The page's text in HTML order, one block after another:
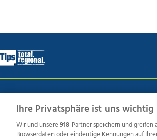
Ihre Privatsphäre ist uns wichtig
Wir und unsere918-Partner speichern und
Browserdaten oder eindeutige Kennungen auf